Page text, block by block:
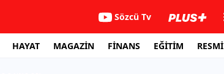
Sözcü Tv
HAYAT MAGAZİN FİNANS EĞİTİM